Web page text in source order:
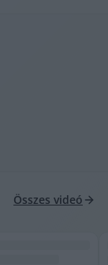
Összes videó